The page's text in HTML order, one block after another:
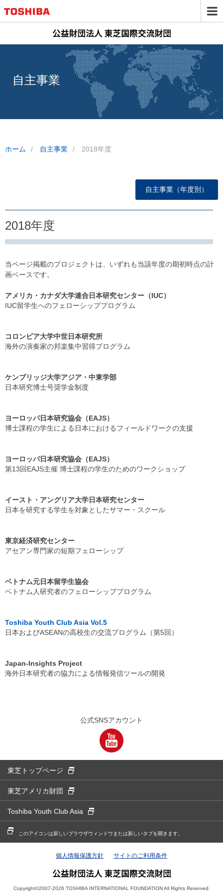
自主事業
ホーム 自主事業 2018年度
自主事業（年度別）
2018年度
当ページ掲載のプロジェクトは、いずれも当該年度の期初時点の計
画ベースです。
アメリカ・カナダ大学連合日本研究センター（IUC）
IUC留学生へのフェローシッププログラム
コロンビア大学中世日本研究所
海外の演奏家の邦楽集中習得プログラム
ケンブリッジ大学アジア・中東学部
日本研究博士号奨学金制度
ヨーロッパ日本研究協会（EAJS）
博士課程の学生による日本におけるフィールドワークの支援
ヨーロッパ日本研究協会（EAJS）
第13回EAJS主催 博士課程の学生のためのワークショップ
イースト・アングリア大学日本研究センター
日本を研究する学生を対象としたサマー・スクール
東京経済研究センター
アセアン専門家の短期フェローシップ
ベトナム元日本留学生協会
ベトナム人研究者のフェローシッププログラム
Toshiba Youth Club Asia Vol.5
日本およびASEANの高校生の交流プログラム（第5回）
Japan-Insights Project
海外日本研究者の協力による情報発信ツールの開発
公式SNSアカウント
東芝トップページ
東芝アメリカ財団
Toshiba Youth Club Asia
別窓
このアイコンは新しいブラウザウィンドウまたは新しいタブを開きます。
個人情報保護方針 サイトのご利用条件
Copyright©2007-2026 TOSHIBA INTERNATIONAL FOUNDATION All Rights Reserved.